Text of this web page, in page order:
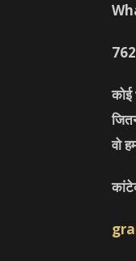
कोई
वो